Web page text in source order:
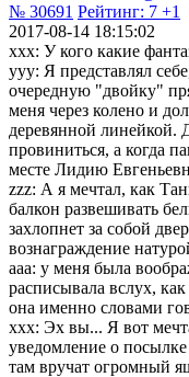
№ 30691 Рейтинг: 7 +1
2017-08-14 18:15:02
xxx: У кого какие
ууу: Я представлял
очередную "двойку"
меня через колено и
деревянной линейкой.
провиниться, а когда
месте Лидию
zzz: А я мечтал, как
балкон развешивать
захлопнет за собой
вознаграждение
ааа: у меня была
расписывала вслух,
она именно словами
xxx: Эх вы... Я вот
уведомление о
там вручат огромный